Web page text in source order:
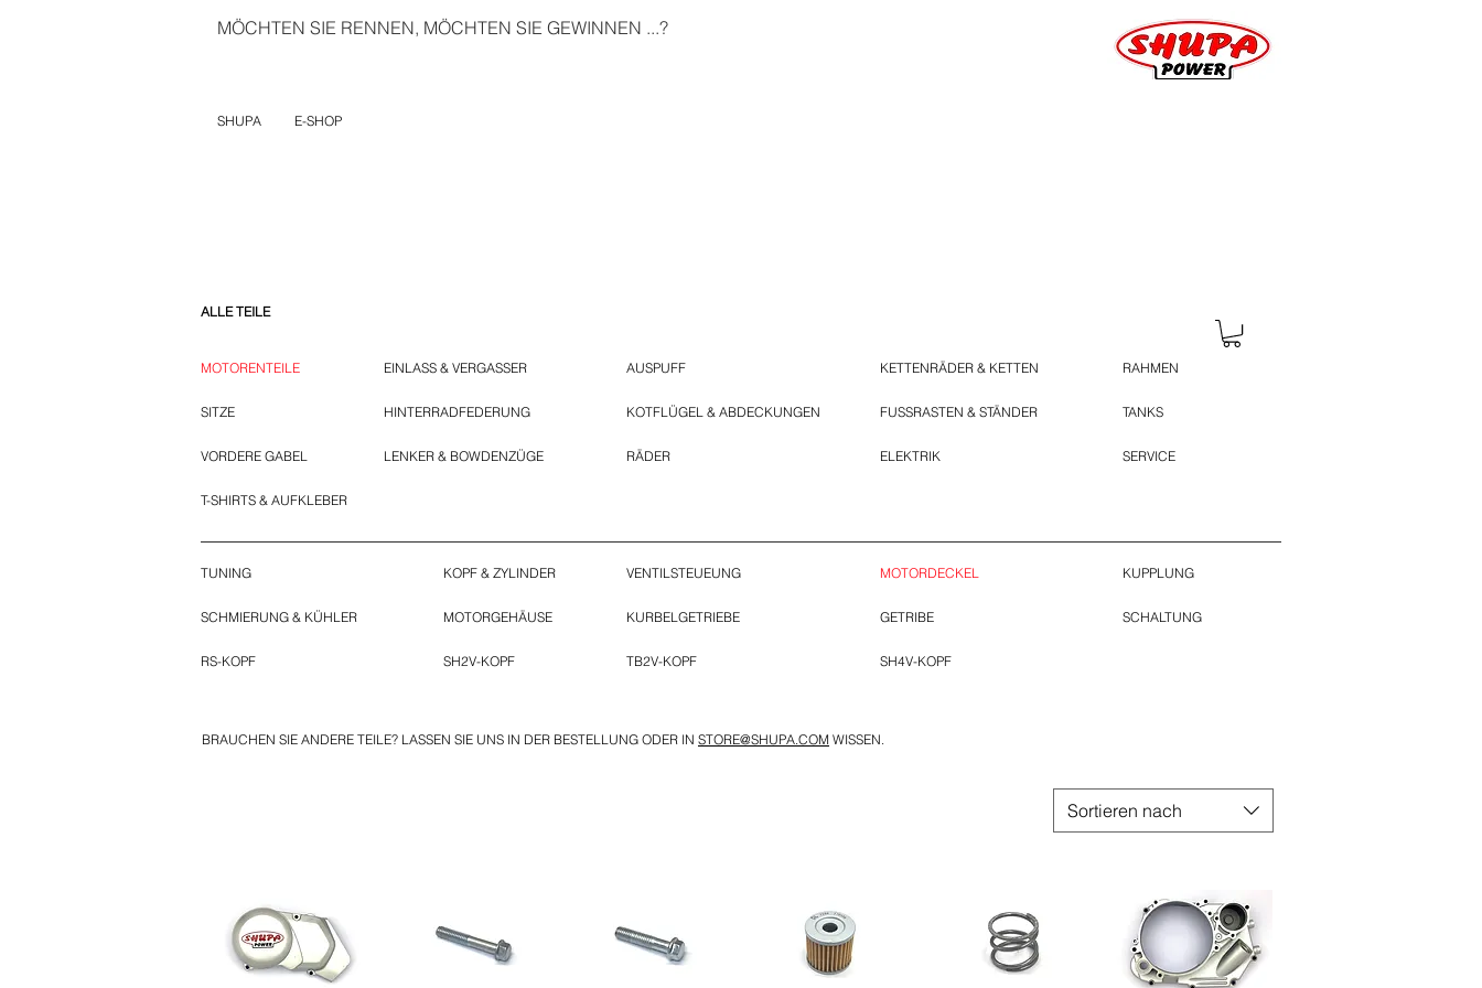
MÖCHTEN SIE RENNEN, MÖCHTEN SIE GEWINNEN ...?
SHUPA E-SHOP
ALLE TEILE
MOTORENTEILE
SITZE
VORDERE GABEL
EINLASS & VERGASSER
HINTERRADFEDERUNG
LENKER & BOWDENZÜGE
AUSPUFF
KOTFLÜGEL & ABDECKUNGEN
RÄDER
KETTENRÄDER & KETTEN
FUSSRASTEN & STÄNDER
ELEKTRIK
RAHMEN
TANKS
SERVICE
T-SHIRTS & AUFKLEBER
TUNING
SCHMIERUNG & KÜHLER
RS-KOPF
KOPF & ZYLINDER
MOTORGEHÄUSE
SH2V-KOPF
VENTILSTEUEUNG
KURBELGETRIEBE
TB2V-KOPF
MOTORDECKEL
GETRIBE
SH4V-KOPF
KUPPLUNG
SCHALTUNG
BRAUCHEN SIE ANDERE TEILE? LASSEN SIE UNS IN DER BESTELLUNG ODER IN STORE@SHUPA.COM WISSEN.
Sortieren nach